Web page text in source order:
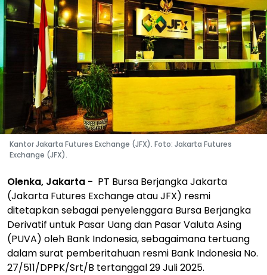
Kantor Jakarta Futures Exchange (JFX). Foto: Jakarta Futures
Exchange (JFX).
Olenka, Jakarta - PT Bursa Berjangka Jakarta
(Jakarta Futures Exchange atau JFX) resmi
ditetapkan sebagai penyelenggara Bursa Berjangka
Derivatif untuk Pasar Uang dan Pasar Valuta Asing
(PUVA) oleh Bank Indonesia, sebagaimana tertuang
dalam surat pemberitahuan resmi Bank Indonesia No.
27/511/DPPK/Srt/B tertanggal 29 Juli 2025.